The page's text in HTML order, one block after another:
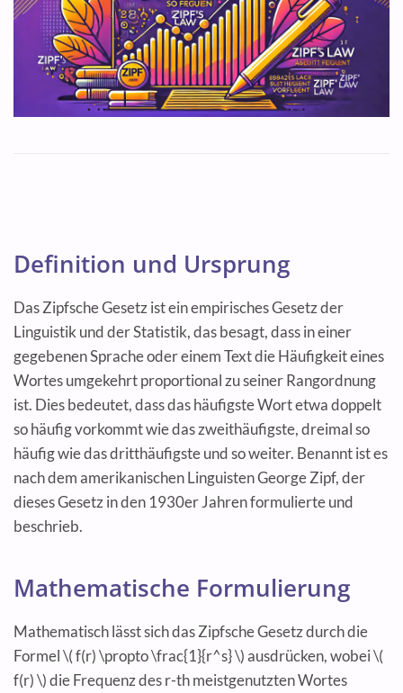
Definition und Ursprung
Das Zipfsche Gesetz ist ein empirisches Gesetz der
Linguistik und der Statistik, das besagt, dass in einer
gegebenen Sprache oder einem Text die Häufigkeit eines
Wortes umgekehrt proportional zu seiner Rangordnung
ist. Dies bedeutet, dass das häufigste Wort etwa doppelt
so häufig vorkommt wie das zweithäufigste, dreimal so
häufig wie das dritthäufigste und so weiter. Benannt ist es
nach dem amerikanischen Linguisten George Zipf, der
dieses Gesetz in den 1930er Jahren formulierte und
beschrieb.
Mathematische Formulierung
Mathematisch lässt sich das Zipfsche Gesetz durch die
Formel \( f(r) \propto \frac{1}{r^s} \) ausdrücken, wobei \(
f(r) \) die Frequenz des r-th meistgenutzten Wortes